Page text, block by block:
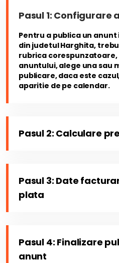
Pasul 1: Configurare
Pentru a publica un
din judetul Harghita,
rubrica
anuntului, alege una sau
publicare, daca este
aparitie de pe calendar.
Pasul 2: Calculare
Pasul 3: Date
plata
Pasul 4: Finalizare
anunt